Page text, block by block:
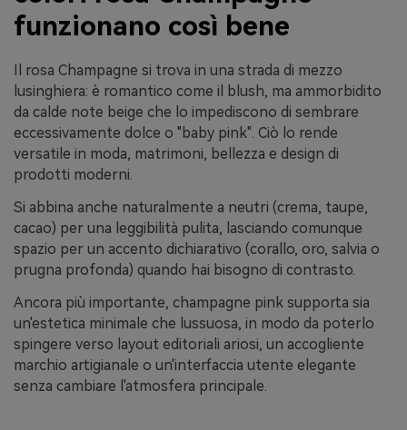
funzionano così bene
Il rosa Champagne si trova in una strada di mezzo
lusinghiera: è romantico come il blush, ma ammorbidito
da calde note beige che lo impediscono di sembrare
eccessivamente dolce o "baby pink". Ciò lo rende
versatile in moda, matrimoni, bellezza e design di
prodotti moderni.
Si abbina anche naturalmente a neutri (crema, taupe,
cacao) per una leggibilità pulita, lasciando comunque
spazio per un accento dichiarativo (corallo, oro, salvia o
prugna profonda) quando hai bisogno di contrasto.
Ancora più importante, champagne pink supporta sia
un'estetica minimale che lussuosa, in modo da poterlo
spingere verso layout editoriali ariosi, un accogliente
marchio artigianale o un'interfaccia utente elegante
senza cambiare l'atmosfera principale.